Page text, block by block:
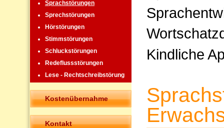
Sprachstörungen
Sprechstörungen
Hörstörungen
Stimmstörungen
Schluckstörungen
Redeflussstörungen
Lese - Rechtschreibstörung
Kostenübernahme
Kontakt
Kindliche